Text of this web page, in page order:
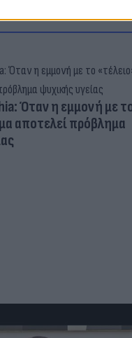
Όταν η εμμονή με
αποτελεί πρόβλημα